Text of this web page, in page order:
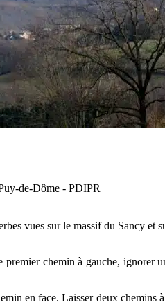
de-Dôme - PDIPR
vues sur le massif du Sancy et
chemin à gauche,
en face. Laisser deux